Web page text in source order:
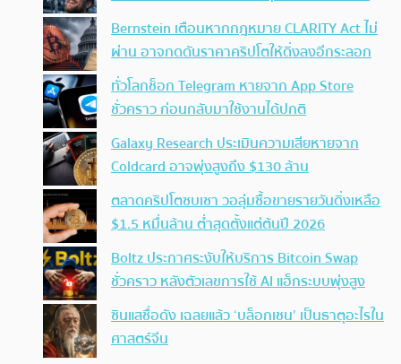
Bernstein เตือนหากกฎหมาย CLARITY Act ไม่
ผ่าน อาจกดดันราคาคริปโตให้ดิ่งลงอีกระลอก
ทั่วโลกช็อก Telegram หายจาก App Store
ชั่วคราว ก่อนกลับมาใช้งานได้ปกติ
Galaxy Research ประเมินความเสียหายจาก
Coldcard อาจพุ่งสูงถึง $130 ล้าน
ตลาดคริปโตซบเซา วอลุ่มซื้อขายรายวันดิ่งเหลือ
$1.5 หมื่นล้าน ต่ำสุดตั้งแต่ต้นปี 2026
Boltz ประกาศระงับให้บริการ Bitcoin Swap
ชั่วคราว หลังตัวเลขการใช้ AI แฮ็กระบบพุ่งสูง
ซินแสชื่อดัง เฉลยแล้ว ‘บล็อกเชน’ เป็นธาตุอะไรใน
ศาสตร์จีน